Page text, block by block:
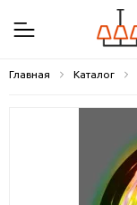
Главная Каталог